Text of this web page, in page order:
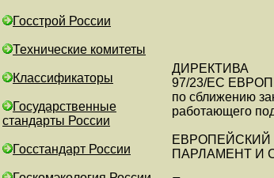
Госстрой России
Технические комитеты
Классификаторы
Государственные
стандарты России
Госстандарт России
ДИРЕКТИВА
97/23/ЕС
по сближению
работающего
ЕВРОПЕЙСКИЙ
ПАРЛАМЕНТ И